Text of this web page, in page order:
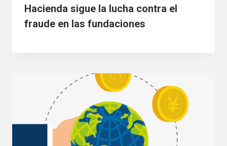
Hacienda sigue la lucha contra el
fraude en las fundaciones